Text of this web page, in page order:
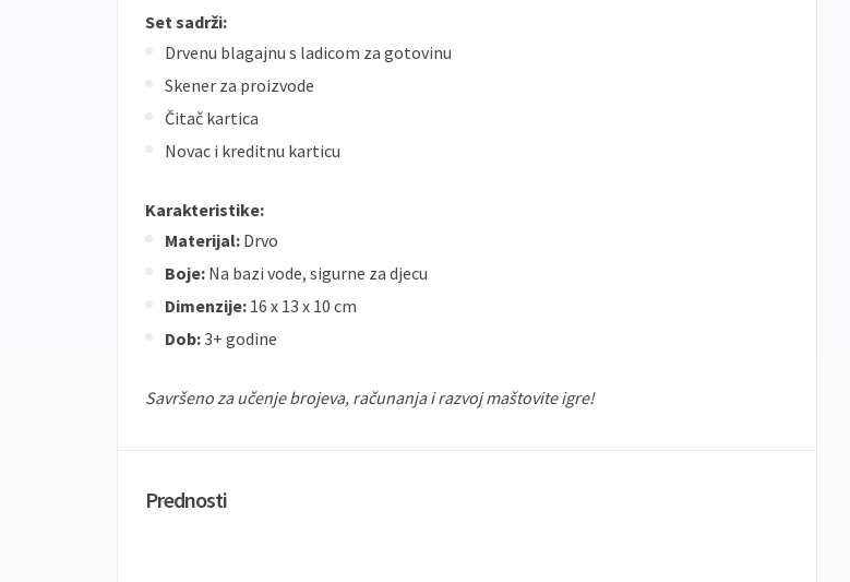
Set sadrži:
Drvenu blagajnu s ladicom za gotovinu
Skener za proizvode
Čitač kartica
Novac i kreditnu karticu
Karakteristike:
Materijal: Drvo
Boje: Na bazi vode, sigurne za djecu
Dimenzije: 16 x 13 x 10 cm
Dob:3+ godine
Savršeno za učenje brojeva, računanja i razvoj maštovite igre!
Prednosti